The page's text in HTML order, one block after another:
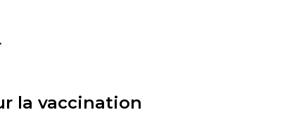
la vaccination